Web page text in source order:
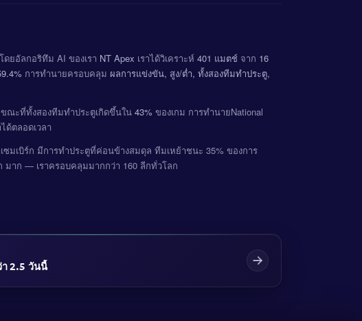
ดยอัลกอริทึม AI ของเรา NT Apex เราได้วิเคราะห์ 401 แมตช์ จาก 16
การทำนายครอบคลุม ผลการแข่งขัน, สูง/ต่ำ, ทั้งสองทีมทำประตู,
ขณะที่ทั้งสองทีมทำประตูเกิดขึ้นใน 43% ของเกม การทำนายNational
ด้ตลอดเวลา
ซมเบิร์ก มีการทำประตูที่ค่อนข้างสมดุล ทีมเหย้าชนะ 35% ของการ
มาก — เราครอบคลุมมากกว่า 160 ลีกทั่วโลก
า 2.5 วันนี้